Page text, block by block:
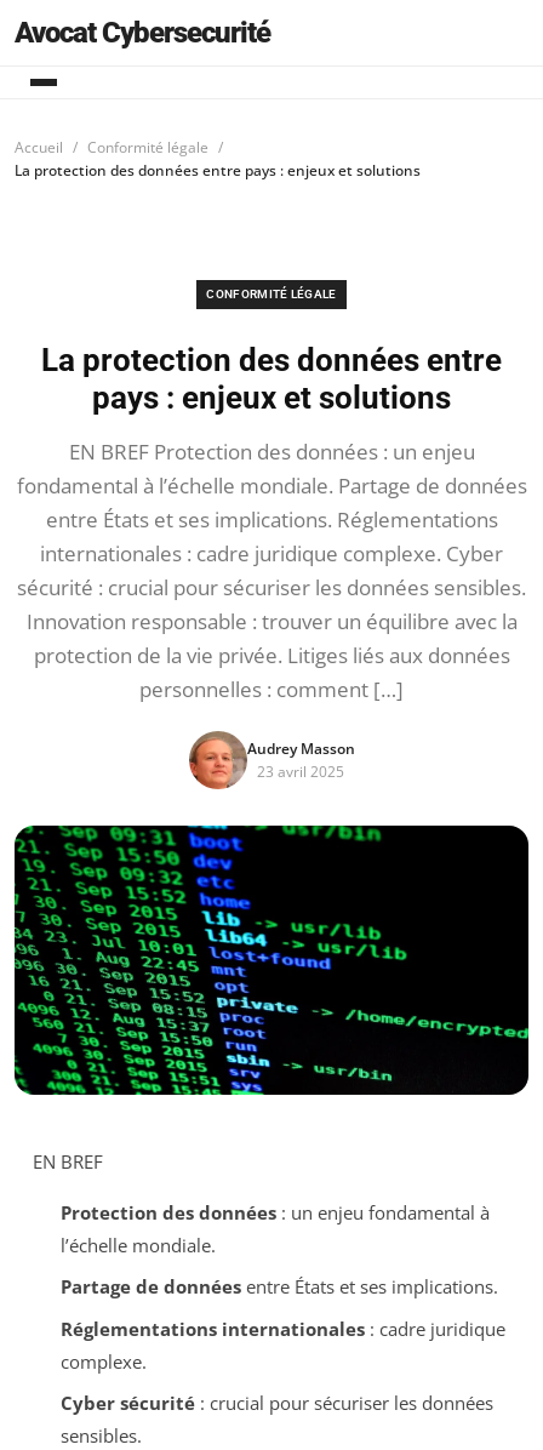
Avocat Cybersecurité
Accueil
Conformité légale
La protection des données entre pays : enjeux et solutions
CONFORMITÉ LÉGALE
La protection des données entre
pays : enjeux et solutions
EN BREF Protection des données : un enjeu
fondamental à l’échelle mondiale. Partage de données
entre États et ses implications. Réglementations
internationales : cadre juridique complexe. Cyber
sécurité : crucial pour sécuriser les données sensibles.
Innovation responsable : trouver un équilibre avec la
protection de la vie privée. Litiges liés aux données
personnelles : comment […]
Audrey Masson
23 avril 2025
EN BREF
Protection des données: un enjeu fondamental à
l’échelle mondiale.
Partage de donnéesentre États et ses implications.
Réglementations internationales: cadre juridique
complexe.
Cyber sécurité: crucial pour sécuriser les données
sensibles.